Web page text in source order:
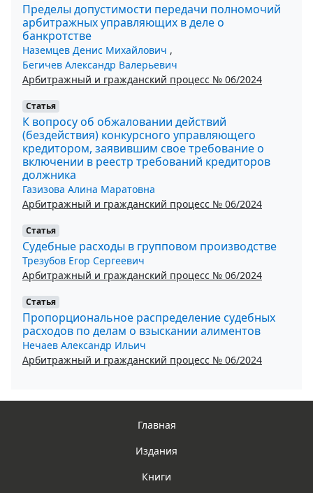
Пределы допустимости передачи полномочий
арбитражных управляющих в деле о
банкротстве
Наземцев Денис Михайлович ,
Бегичев Александр Валерьевич
Арбитражный и гражданский процесс № 06/2024
Статья
К вопросу об обжаловании действий
(бездействия) конкурсного управляющего
кредитором, заявившим свое требование о
включении в реестр требований кредиторов
должника
Газизова Алина Маратовна
Арбитражный и гражданский процесс № 06/2024
Статья
Судебные расходы в групповом производстве
Трезубов Егор Сергеевич
Арбитражный и гражданский процесс № 06/2024
Статья
Пропорциональное распределение судебных
расходов по делам о взыскании алиментов
Нечаев Александр Ильич
Арбитражный и гражданский процесс № 06/2024
Главная
Издания
Книги